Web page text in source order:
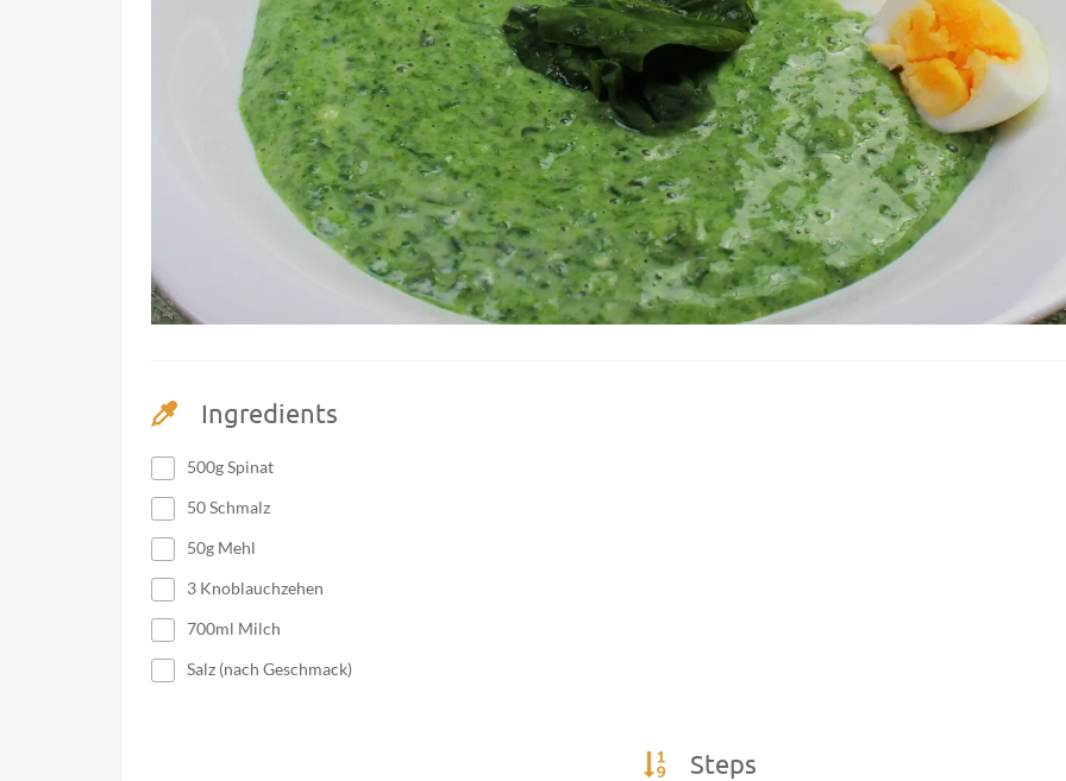
Ingredients
500g Spinat
50 Schmalz
50g Mehl
3 Knoblauchzehen
700ml Milch
Salz (nach Geschmack)
Steps